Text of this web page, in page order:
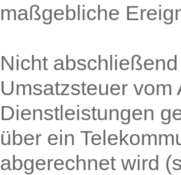
maßgebliche
Nicht
Umsatzsteuer
Dienstleistungen
über ein
abgerechnet wird